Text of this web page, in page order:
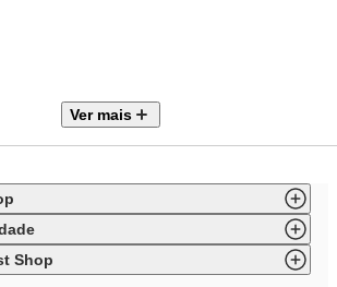
24 x 10,5 cm – 3,8 Litros01 Panela Indução com
1,6 Litros01 Frigideira Indução Ø 24 x 4,7 cm –
X 5,3 cm01 Colher de Arroz 28 x 5,9 cm.
de Arroz são em silicone, não acumulam sujeira, são
temperaturas de até 200ºC. Podem ser usadas
antiaderente sem causar danos à superfície.
Ver mais
Shop